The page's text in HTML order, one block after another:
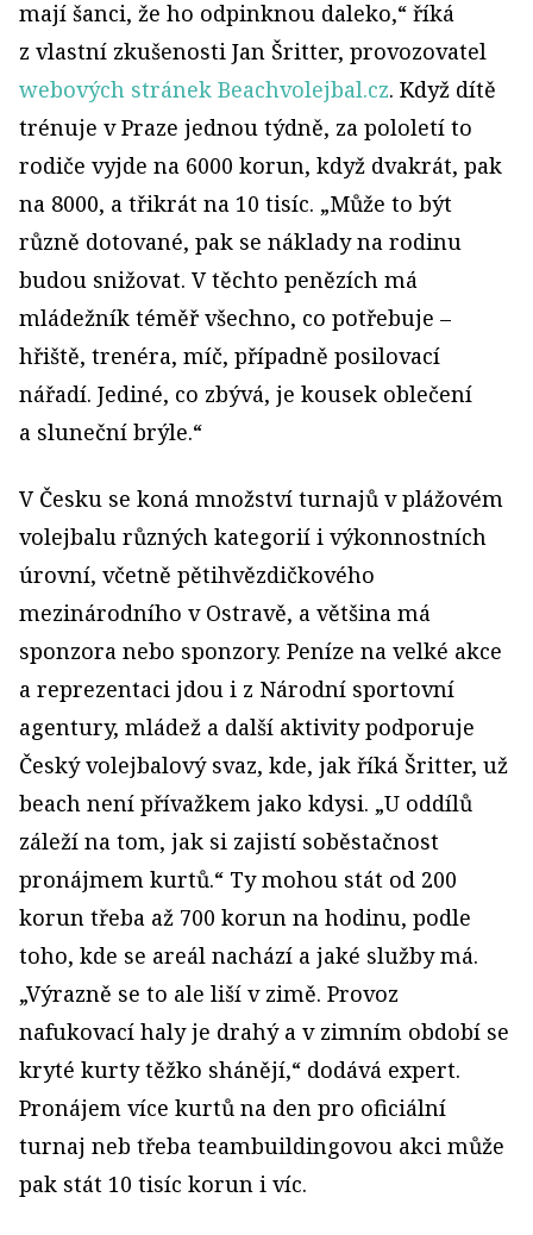
mají šanci, že ho odpinknou daleko,“ říká
z vlastní zkušenosti Jan Šritter, provozovatel
webových stránek Beachvolejbal.cz. Když dítě
trénuje v Praze jednou týdně, za pololetí to
rodiče vyjde na 6000 korun, když dvakrát, pak
na 8000, a třikrát na 10 tisíc. „Může to být
různě dotované, pak se náklady na rodinu
budou snižovat. V těchto penězích má
mládežník téměř všechno, co potřebuje –
hřiště, trenéra, míč, případně posilovací
nářadí. Jediné, co zbývá, je kousek oblečení
a sluneční brýle.“
V Česku se koná množství turnajů v plážovém
volejbalu různých kategorií i výkonnostních
úrovní, včetně pětihvězdičkového
mezinárodního v Ostravě, a většina má
sponzora nebo sponzory. Peníze na velké akce
a reprezentaci jdou i z Národní sportovní
agentury, mládež a další aktivity podporuje
Český volejbalový svaz, kde, jak říká Šritter, už
beach není přívažkem jako kdysi. „U oddílů
záleží na tom, jak si zajistí soběstačnost
pronájmem kurtů.“ Ty mohou stát od 200
korun třeba až 700 korun na hodinu, podle
toho, kde se areál nachází a jaké služby má.
„Výrazně se to ale liší v zimě. Provoz
nafukovací haly je drahý a v zimním období se
kryté kurty těžko shánějí,“ dodává expert.
Pronájem více kurtů na den pro oficiální
turnaj neb třeba teambuildingovou akci může
pak stát 10 tisíc korun i víc.